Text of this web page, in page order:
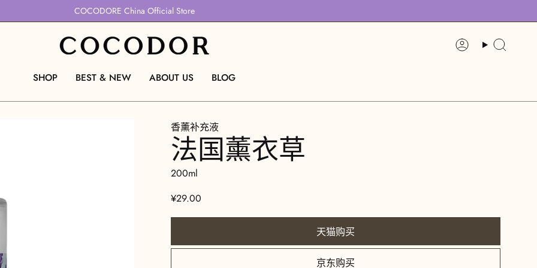
COCODORE China Official Store
账
搜
SHOP BEST & NEW ABOUT US BLOG
香薰补充液
法国薰衣草
200ml
¥29.00
天猫购买
京东购买